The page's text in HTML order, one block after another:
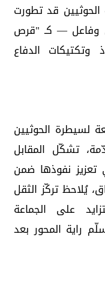
قد تطورت
وفاعل — كـ "قرص
الدفاع
لسيطرة الحوثيين
تشكّل المقابل
تعزيز نفوذها ضمن
يُلاحظ تركّز الثقل
على الجماعة
راية المحور بعد